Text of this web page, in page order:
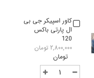
کاور اسپیکر جی بی
ال پارتی باکس
120
2,800,000
تومان